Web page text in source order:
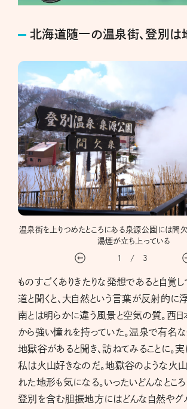
北海道随一の温泉街、登別は
温泉街を上りつめたところにある泉源公園には間欠
湯煙が立ち上っている
1 / 3
ものすごくありきたりな発想であると自覚
道と聞くと、大自然という言葉が反射的に
南とは明らかに違う風景と空気の質。西
から強い憧れを持っていた。温泉で有名
地獄谷があると聞き、訪ねてみることに。実
私は火山好きなのだ。地獄谷のような火
れた地形も気になる。いったいどんなところ
登別を含む胆振地方にはどんな自然やグ